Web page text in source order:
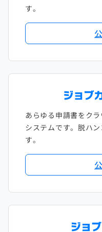
す。
あらゆる申請書をク
システムです。脱ハ
す。